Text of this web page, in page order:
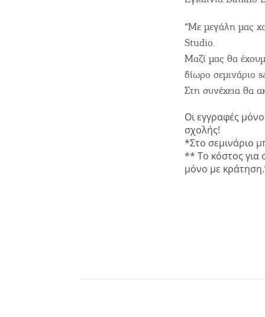
Όλοι οι Προορισμοί
“Με μεγάλη μας
Studio.
Μαζί μας θα
δίωρο σεμινάριο
Στη συνέχεια θα
Οι εγγραφές
σχολής!
*Στο σεμινάριο
** Το κόστος για
μόνο με